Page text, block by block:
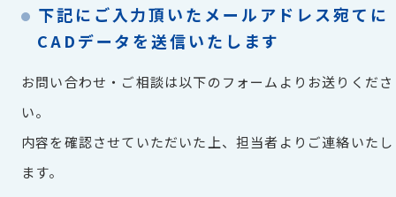
下記にご入力頂いたメールアドレス宛てに
CADデータを送信いたします
お問い合わせ・ご相談は以下のフォームよりお送りくださ
い。
内容を確認させていただいた上、担当者よりご連絡いたし
ます。